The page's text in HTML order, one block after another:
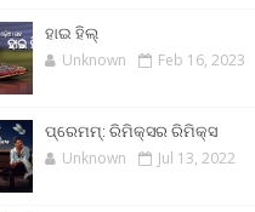
ହାଇ ହିଲ୍
Unknown Feb 16, 2023
ପ୍ରେମମ୍: ରିମିକ୍ସର ରିମିକ୍ସ
Unknown Jul 13, 2022